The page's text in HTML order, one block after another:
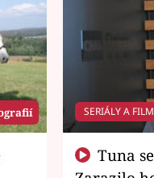
SERIÁLY A